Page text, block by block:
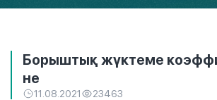
Борыштық жүктеме
не
11.08.2021 23463